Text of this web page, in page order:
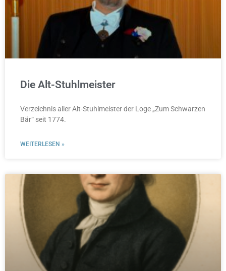
Die Alt-Stuhlmeister
Verzeichnis aller Alt-Stuhlmeister der Loge „Zum Schwarzen
Bär“ seit 1774.
WEITERLESEN »